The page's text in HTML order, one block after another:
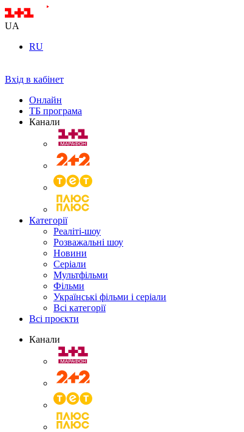
UA
RU
Вхід в кабінет
Онлайн
ТБ програма
Канали
Категорії
Реаліті-шоу
Розважальні шоу
Новини
Серіали
Мультфільми
Фільми
Українські фільми і серіали
Всі категорії
Всі проєкти
Канали